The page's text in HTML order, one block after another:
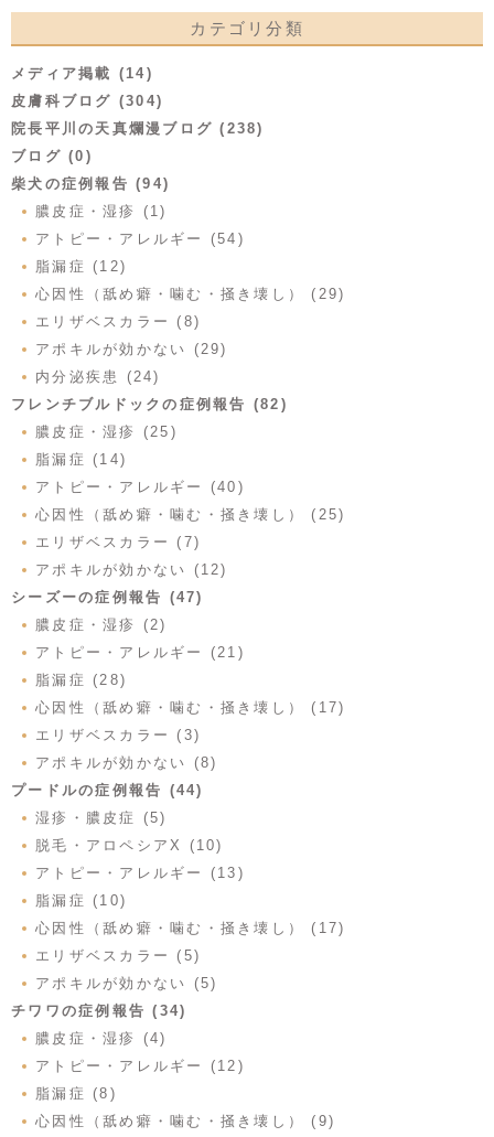
カテゴリ分類
メディア掲載 (14)
皮膚科ブログ (304)
院長平川の天真爛漫ブログ (238)
ブログ (0)
柴犬の症例報告 (94)
膿皮症・湿疹 (1)
アトピー・アレルギー (54)
脂漏症 (12)
心因性（舐め癖・噛む・掻き壊し） (29)
エリザベスカラー (8)
アポキルが効かない (29)
内分泌疾患 (24)
フレンチブルドックの症例報告 (82)
膿皮症・湿疹 (25)
脂漏症 (14)
アトピー・アレルギー (40)
心因性（舐め癖・噛む・掻き壊し） (25)
エリザベスカラー (7)
アポキルが効かない (12)
シーズーの症例報告 (47)
膿皮症・湿疹 (2)
アトピー・アレルギー (21)
脂漏症 (28)
心因性（舐め癖・噛む・掻き壊し） (17)
エリザベスカラー (3)
アポキルが効かない (8)
プードルの症例報告 (44)
湿疹・膿皮症 (5)
脱毛・アロペシアX (10)
アトピー・アレルギー (13)
脂漏症 (10)
心因性（舐め癖・噛む・掻き壊し） (17)
エリザベスカラー (5)
アポキルが効かない (5)
チワワの症例報告 (34)
膿皮症・湿疹 (4)
アトピー・アレルギー (12)
脂漏症 (8)
心因性（舐め癖・噛む・掻き壊し） (9)